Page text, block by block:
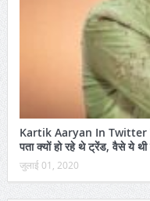
Kartik Aaryan In Twitter
पता क्यों हो रहे थे ट्रेंड, वैसे ये
जुलाई 01, 2020